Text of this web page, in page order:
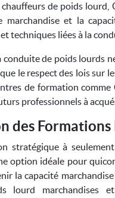
de poids lourd,
marchandise et la
techniques liées à la
conduite de poids lourds
le respect des lois sur
de formation
professionnels à
des Formations
stratégique à
option idéale pour
la capacité
lourd marchandises